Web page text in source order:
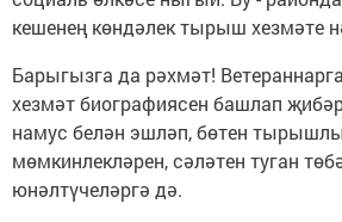
кешенең көндәлек тырыш хезмәте
Барыгызга да рәхмәт!
хезмәт биографиясен башлап
намус белән эшләп, бөтен
мөмкинлекләрен, сәләтен туган
юнәлтүчеләргә дә.